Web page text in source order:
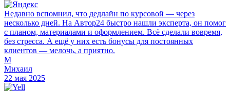
Недавно вспомнил, что дедлайн по курсовой — через
несколько дней. На Автор24 быстро нашли эксперта, он помог
с планом, материалами и оформлением. Всё сделали вовремя,
без стресса. А ещё у них есть бонусы для постоянных
клиентов — мелочь, а приятно.
М
Михаил
22 мая 2025